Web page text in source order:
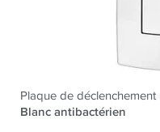
Plaque de
Blanc antibactérien